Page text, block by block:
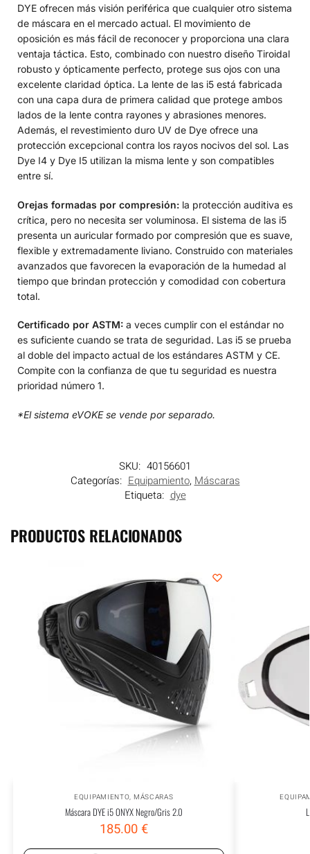
DYE ofrecen más visión periférica que cualquier otro sistema
de máscara en el mercado actual. El movimiento de
oposición es más fácil de reconocer y proporciona una clara
ventaja táctica. Esto, combinado con nuestro diseño Tiroidal
robusto y ópticamente perfecto, protege sus ojos con una
excelente claridad óptica. La lente de las i5 está fabricada
con una capa dura de primera calidad que protege ambos
lados de la lente contra rayones y abrasiones menores.
Además, el revestimiento duro UV de Dye ofrece una
protección excepcional contra los rayos nocivos del sol. Las
Dye I4 y Dye I5 utilizan la misma lente y son compatibles
entre sí.
Orejas formadas por compresión: la protección auditiva es
crítica, pero no necesita ser voluminosa. El sistema de las i5
presenta un auricular formado por compresión que es suave,
flexible y extremadamente liviano. Construido con materiales
avanzados que favorecen la evaporación de la humedad al
tiempo que brindan protección y comodidad con cobertura
total.
Certificado por ASTM: a veces cumplir con el estándar no
es suficiente cuando se trata de seguridad. Las i5 se prueba
al doble del impacto actual de los estándares ASTM y CE.
Compite con la confianza de que tu seguridad es nuestra
prioridad número 1.
*El sistema eVOKE se vende por separado.
SKU: 40156601
Categorías: Equipamiento, Máscaras
Etiqueta: dye
PRODUCTOS RELACIONADOS
EQUIPAMIENTO, MÁSCARAS
Máscara DYE i5 ONYX Negro/Gris 2.0
185.00€